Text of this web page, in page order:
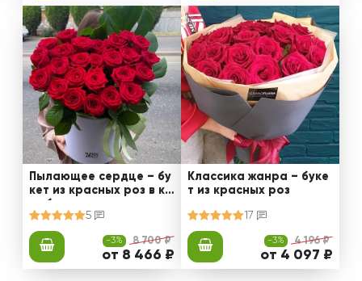
Пылающее сердце – бу
кет из красных роз в ко
робке
5
-3% 8 700 ₽
от 8 466 ₽
Классика жанра – буке
т из красных роз
17
-3% 4 196 ₽
от 4 097 ₽